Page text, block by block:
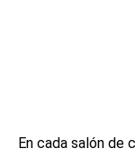
En cada salón de